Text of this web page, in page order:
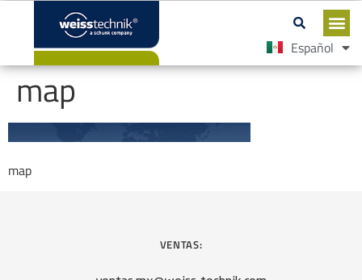
Español
English
map
map
VENTAS: